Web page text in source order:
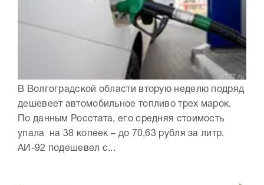
В Волгоградской области вторую неделю подряд
дешевеет автомобильное топливо трех марок.
По данным Росстата, его средняя стоимость
упала на 38 копеек – до 70,63 рубля за литр.
АИ-92 подешевел с...